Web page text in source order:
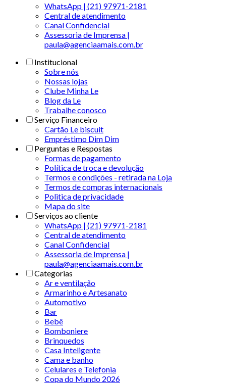
WhatsApp | (21) 97971-2181
Central de atendimento
Canal Confidencial
Assessoria de Imprensa |
paula@agenciaamais.com.br
Institucional
Sobre nós
Nossas lojas
Clube Minha Le
Blog da Le
Trabalhe conosco
Serviço Financeiro
Cartão Le biscuit
Empréstimo Dim Dim
Perguntas e Respostas
Formas de pagamento
Política de troca e devolução
Termos e condições - retirada na Loja
Termos de compras internacionais
Politica de privacidade
Mapa do site
Serviços ao cliente
WhatsApp | (21) 97971-2181
Central de atendimento
Canal Confidencial
Assessoria de Imprensa |
paula@agenciaamais.com.br
Categorias
Ar e ventilação
Armarinho e Artesanato
Automotivo
Bar
Bebê
Bomboniere
Brinquedos
Casa Inteligente
Cama e banho
Celulares e Telefonia
Copa do Mundo 2026